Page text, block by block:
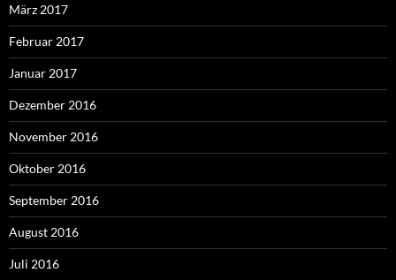
März 2017
Februar 2017
Januar 2017
Dezember 2016
November 2016
Oktober 2016
September 2016
August 2016
Juli 2016